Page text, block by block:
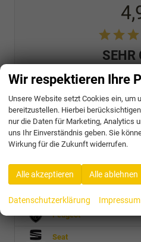
SEHR
31
Audi
Cupra
Nissan
Peugeot
Seat
Wir respektieren Ihre
Unsere Website setzt Cookies ein, um
bereitzustellen. Hierbei
nur die Daten für Marketing, Analytics
uns Ihr Einverständnis geben. Sie
Wirkung für die Zukunft widerrufen.
Alle akzeptieren Alle ablehnen
Datenschutzerklärung Impressum